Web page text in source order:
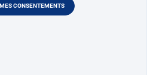
CONSENTEMENTS